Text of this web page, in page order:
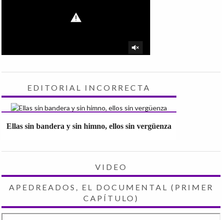
EDITORIAL INCORRECTA
Ellas sin bandera y sin himno, ellos sin vergüenza
VIDEO
APEDREADOS, EL DOCUMENTAL (PRIMER
CAPÍTULO)